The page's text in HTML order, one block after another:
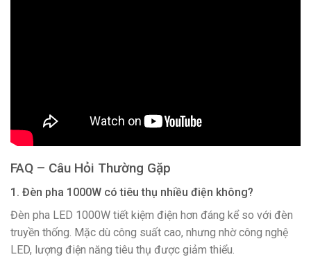
FAQ – Câu Hỏi Thường Gặp
1. Đèn pha 1000W có tiêu thụ nhiều điện không?
Đèn pha LED 1000W tiết kiệm điện hơn đáng kể so với đèn
truyền thống. Mặc dù công suất cao, nhưng nhờ công nghệ
LED, lượng điện năng tiêu thụ được giảm thiểu.